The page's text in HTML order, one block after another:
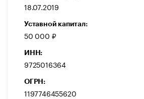
18.07.2019
Уставной капитал:
50 000 ₽
ИНН:
9725016364
ОГРН:
1197746455620